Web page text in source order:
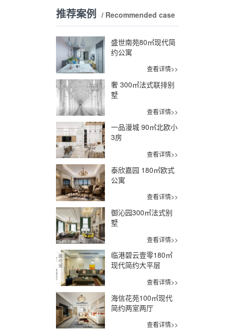
推荐案例 / Recommended case
盛世南苑80㎡现代简
约公寓
查看详情>>
奢 300㎡法式联排别
墅
查看详情>>
一品漫城 90㎡北欧小
3房
查看详情>>
泰欣嘉园 180㎡欧式
公寓
查看详情>>
御沁园300㎡法式别
墅
查看详情>>
临港碧云壹零180㎡
现代简约大平层
查看详情>>
海信花苑100㎡现代
简约两室两厅
查看详情>>